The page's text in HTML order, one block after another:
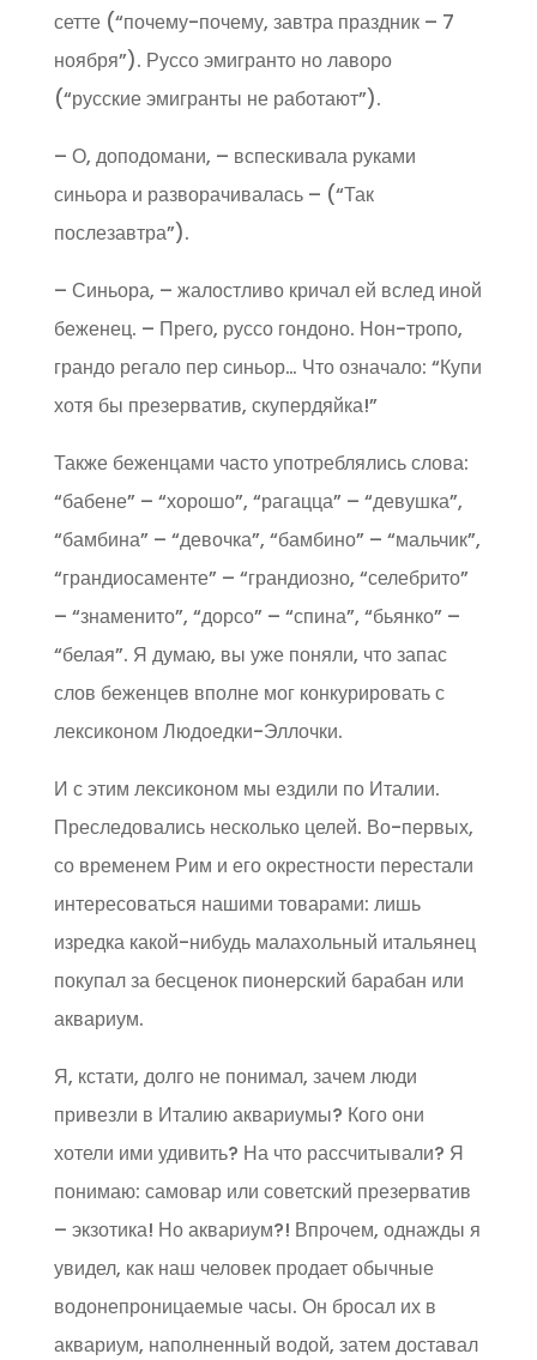
сетте (“почему-почему, завтра праздник – 7
ноября”). Руссо эмигранто но лаворо
(“русские эмигранты не работают”).
– О, доподомани, – вспескивала руками
синьора и разворачивалась – (“Так
послезавтра”).
– Синьора, – жалостливо кричал ей вслед иной
беженец. – Прего, руссо гондоно. Нон-тропо,
грандо регало пер синьор… Что означало: “Купи
хотя бы презерватив, скупердяйка!”
Также беженцами часто употреблялись слова:
“бабене” – “хорошо”, “рагацца” – “девушка”,
“бамбина” – “девочка”, “бамбино” – “мальчик”,
“грандиосаменте” – “грандиозно, “селебрито”
– “знаменито”, “дорсо” – “спина”, “бьянко” –
“белая”. Я думаю, вы уже поняли, что запас
слов беженцев вполне мог конкурировать с
лексиконом Людоедки-Эллочки.
И с этим лексиконом мы ездили по Италии.
Преследовались несколько целей. Во-первых,
со временем Рим и его окрестности перестали
интересоваться нашими товарами: лишь
изредка какой-нибудь малахольный итальянец
покупал за бесценок пионерский барабан или
аквариум.
Я, кстати, долго не понимал, зачем люди
привезли в Италию аквариумы? Кого они
хотели ими удивить? На что рассчитывали? Я
понимаю: самовар или советский презерватив
– экзотика! Но аквариум?! Впрочем, однажды я
увидел, как наш человек продает обычные
водонепроницаемые часы. Он бросал их в
аквариум, наполненный водой, затем доставал